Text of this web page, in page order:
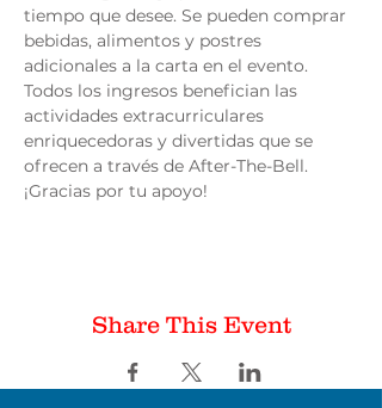
tiempo que desee. Se pueden comprar
bebidas, alimentos y postres
adicionales a la carta en el evento.
Todos los ingresos benefician las
actividades extracurriculares
enriquecedoras y divertidas que se
ofrecen a través de After-The-Bell.
¡Gracias por tu apoyo!
Share This Event